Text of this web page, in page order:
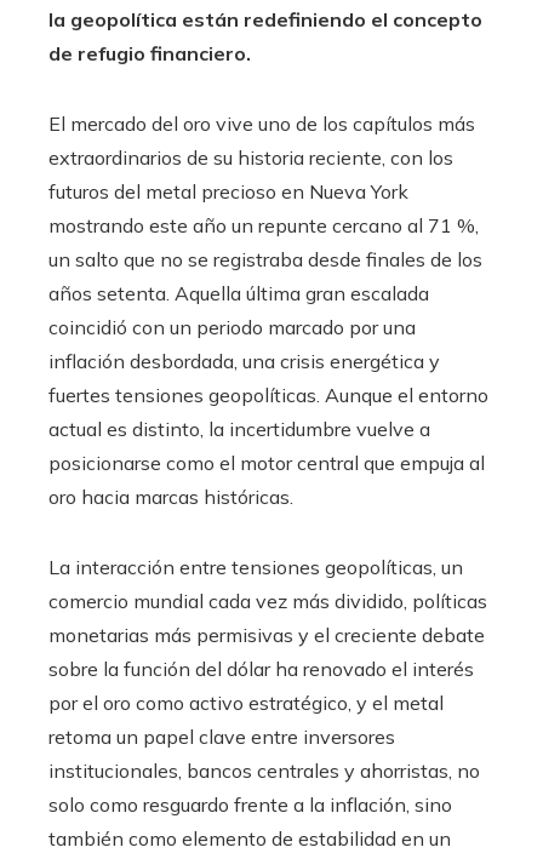
la geopolítica están redefiniendo el concepto
de refugio financiero.
El mercado del oro vive uno de los capítulos más
extraordinarios de su historia reciente, con los
futuros del metal precioso en Nueva York
mostrando este año un repunte cercano al 71 %,
un salto que no se registraba desde finales de los
años setenta. Aquella última gran escalada
coincidió con un periodo marcado por una
inflación desbordada, una crisis energética y
fuertes tensiones geopolíticas. Aunque el entorno
actual es distinto, la incertidumbre vuelve a
posicionarse como el motor central que empuja al
oro hacia marcas históricas.
La interacción entre tensiones geopolíticas, un
comercio mundial cada vez más dividido, políticas
monetarias más permisivas y el creciente debate
sobre la función del dólar ha renovado el interés
por el oro como activo estratégico, y el metal
retoma un papel clave entre inversores
institucionales, bancos centrales y ahorristas, no
solo como resguardo frente a la inflación, sino
también como elemento de estabilidad en un